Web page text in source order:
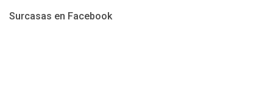
Surcasas en Facebook